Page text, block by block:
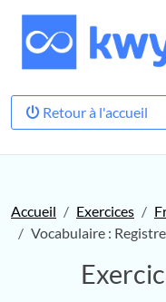
Retour à l'accueil
Accueil Exercices
Vocabulaire :